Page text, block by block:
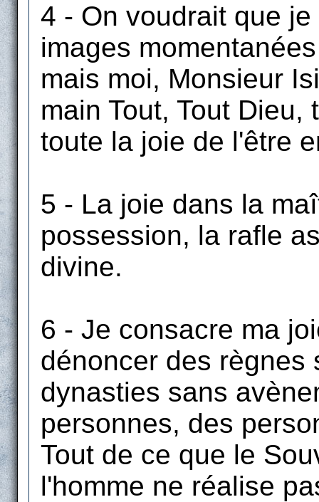
4 - On voudrait que
images
mais moi, Monsieur
main Tout, Tout
toute la joie de l'être
5 - La joie dans la
possession, la rafle
divine.
6 - Je consacre ma
dénoncer des règnes
dynasties sans
personnes, des
Tout de ce que le
l'homme ne réalise